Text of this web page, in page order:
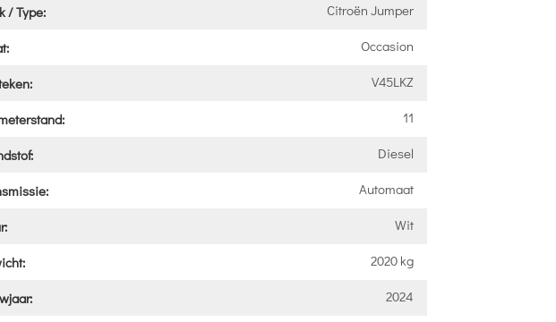
/ Type: Citroën Jumper
Occasion
V45LKZ
11
Diesel
Automaat
Wit
2020 kg
2024